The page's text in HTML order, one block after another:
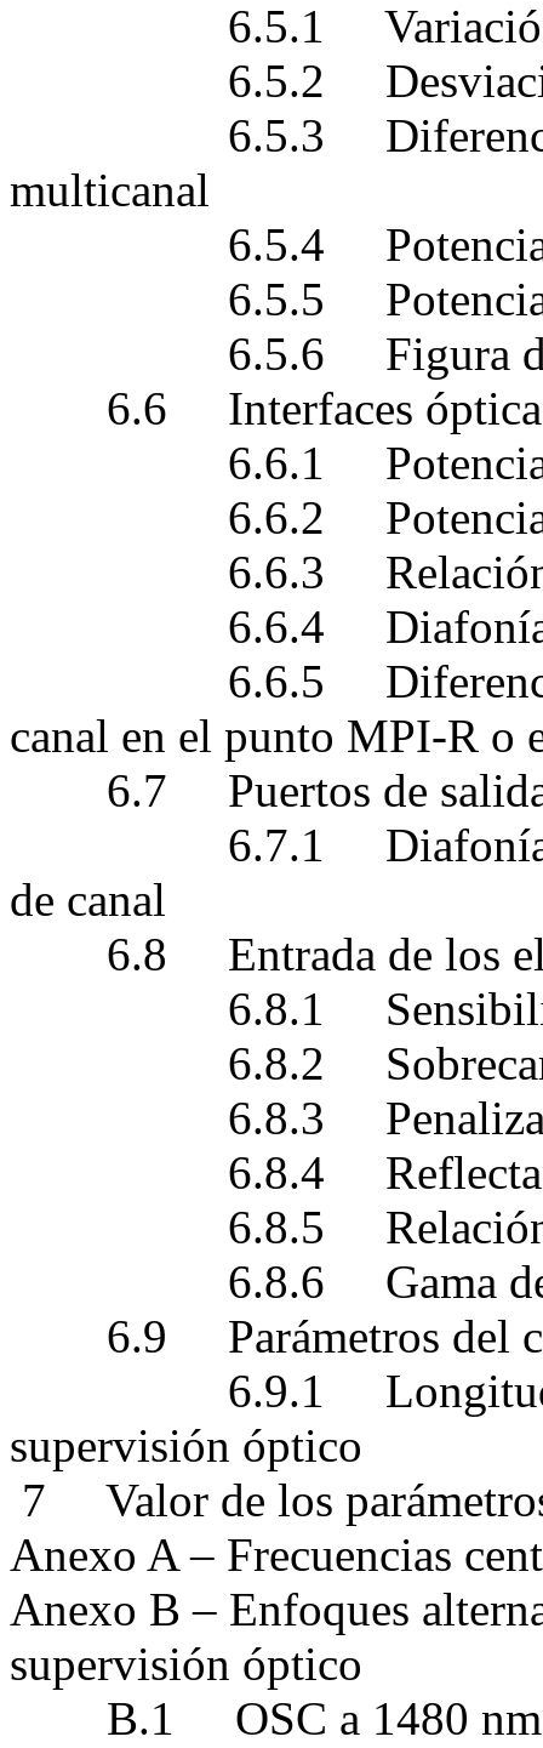
6.5.1 Variación de
6.5.2 Desviación
6.5.3 Diferencia de
multicanal
6.5.4 Potencia
6.5.5 Potencia
6.5.6 Figura de
6.6 Interfaces ópticas
6.6.1 Potencia de
6.6.2 Potencia
6.6.3 Relación
6.6.4 Diafonía
6.6.5 Diferencia
canal en el punto
6.7 Puertos de salida
6.7.1 Diafonía
de canal
6.8 Entrada de los el
6.8.1 Sensibilidad
6.8.2 Sobrecarga
6.8.3 Penalización
6.8.4 Reflectancia
6.8.5 Relación
6.8.6 Gama de
6.9 Parámetros del
6.9.1 Longitudes
supervisión óptico
7 Valor de los
Anexo A – Frecuencias
Anexo B – Enfoques
supervisión óptico
B.1 OSC a 1480 nm